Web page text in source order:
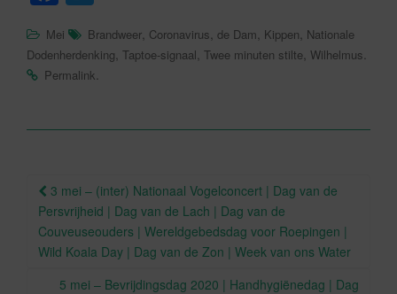
c
e
o
k
tt
er
Mei Brandweer, Coronavirus, de Dam, Kippen, Nationale
Dodenherdenking, Taptoe-signaal, Twee minuten stilte, Wilhelmus.
Permalink.
Berichtnavigatie
3 mei – (inter) Nationaal Vogelconcert | Dag van de
Persvrijheid | Dag van de Lach | Dag van de
Couveuseouders | Wereldgebedsdag voor Roepingen |
Wild Koala Day | Dag van de Zon | Week van ons Water
5 mei – Bevrijdingsdag 2020 | Handhygiënedag | Dag